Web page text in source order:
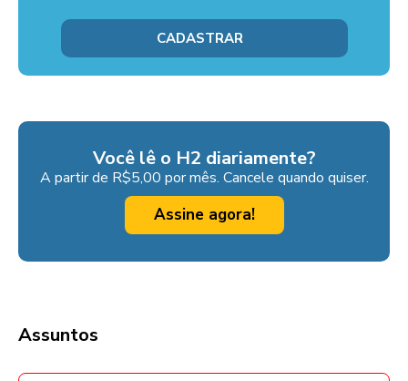
Você lê o H2 diariamente?
A partir de R$5,00 por mês. Cancele quando quiser.
Assine agora!
Assuntos